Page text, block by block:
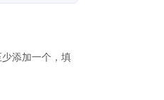
添加一个，填